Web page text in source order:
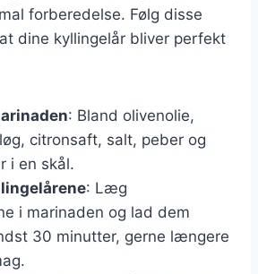
forberedelse. Følg disse
dine kyllingelår bliver perfekt
: Bland olivenolie,
citronsaft, salt, peber og
i en skål.
: Læg
i marinaden og lad dem
30 minutter, gerne længere